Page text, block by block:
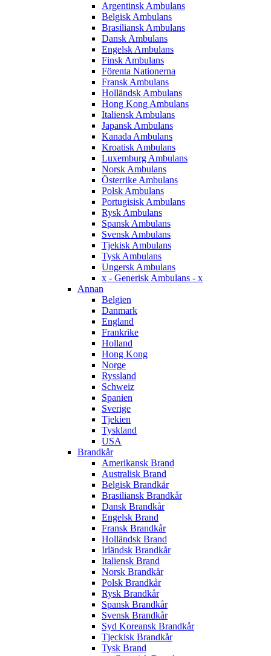
Argentinsk Ambulans
Belgisk Ambulans
Brasiliansk Ambulans
Dansk Ambulans
Engelsk Ambulans
Finsk Ambulans
Förenta Nationerna
Fransk Ambulans
Holländsk Ambulans
Hong Kong Ambulans
Italiensk Ambulans
Japansk Ambulans
Kanada Ambulans
Kroatisk Ambulans
Luxemburg Ambulans
Norsk Ambulans
Österrike Ambulans
Polsk Ambulans
Portugisisk Ambulans
Rysk Ambulans
Spansk Ambulans
Svensk Ambulans
Tjekisk Ambulans
Tysk Ambulans
Ungersk Ambulans
x - Generisk Ambulans - x
Annan
Belgien
Danmark
England
Frankrike
Holland
Hong Kong
Norge
Ryssland
Schweiz
Spanien
Sverige
Tjekien
Tyskland
USA
Brandkår
Amerikansk Brand
Australisk Brand
Belgisk Brandkår
Brasiliansk Brandkår
Dansk Brandkår
Engelsk Brand
Fransk Brandkår
Holländsk Brand
Irländsk Brandkår
Italiensk Brand
Norsk Brandkår
Polsk Brandkår
Rysk Brandkår
Spansk Brandkår
Svensk Brandkår
Syd Koreansk Brandkår
Tjeckisk Brandkår
Tysk Brand